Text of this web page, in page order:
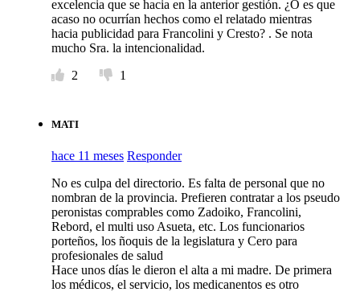
excelencia que se hacia en la anterior gestión. ¿O es que
acaso no ocurrían hechos como el relatado mientras
hacia publicidad para Francolini y Cresto? . Se nota
mucho Sra. la intencionalidad.
2
1
MATI
hace 11 meses Responder
No es culpa del directorio. Es falta de personal que no
nombran de la provincia. Prefieren contratar a los pseudo
peronistas comprables como Zadoiko, Francolini,
Rebord, el multi uso Asueta, etc. Los funcionarios
porteños, los ñoquis de la legislatura y Cero para
profesionales de salud
Hace unos días le dieron el alta a mi madre. De primera
los médicos, el servicio, los medicanentos es otro